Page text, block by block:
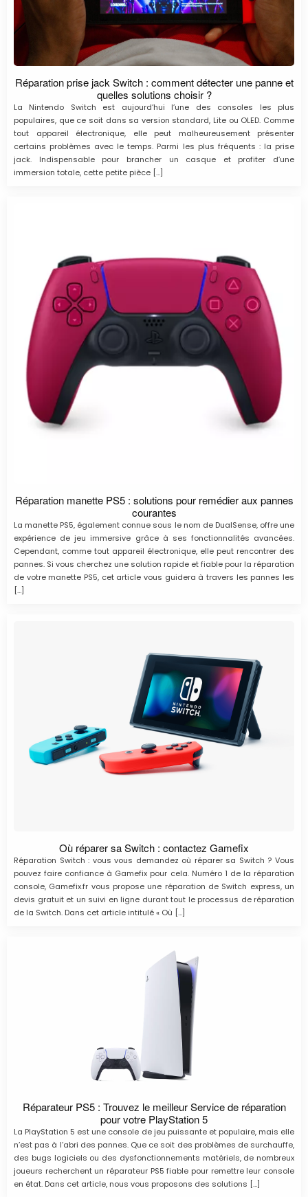
Réparation prise jack Switch : comment détecter une panne et
quelles solutions choisir ?
La Nintendo Switch est aujourd’hui l’une des consoles les plus
populaires, que ce soit dans sa version standard, Lite ou OLED. Comme
tout appareil électronique, elle peut malheureusement présenter
certains problèmes avec le temps. Parmi les plus fréquents : la prise
jack. Indispensable pour brancher un casque et profiter d’une
immersion totale, cette petite pièce […]
Réparation manette PS5 : solutions pour remédier aux pannes
courantes
La manette PS5, également connue sous le nom de DualSense, offre une
expérience de jeu immersive grâce à ses fonctionnalités avancées.
Cependant, comme tout appareil électronique, elle peut rencontrer des
pannes. Si vous cherchez une solution rapide et fiable pour la réparation
de votre manette PS5, cet article vous guidera à travers les pannes les
[…]
Où réparer sa Switch : contactez Gamefix
Réparation Switch : vous vous demandez où réparer sa Switch ? Vous
pouvez faire confiance à Gamefix pour cela. Numéro 1 de la réparation
console, Gamefix.fr vous propose une réparation de Switch express, un
devis gratuit et un suivi en ligne durant tout le processus de réparation
de la Switch. Dans cet article intitulé « Où […]
Réparateur PS5 : Trouvez le meilleur Service de réparation
pour votre PlayStation 5
La PlayStation 5 est une console de jeu puissante et populaire, mais elle
n’est pas à l’abri des pannes. Que ce soit des problèmes de surchauffe,
des bugs logiciels ou des dysfonctionnements matériels, de nombreux
joueurs recherchent un réparateur PS5 fiable pour remettre leur console
en état. Dans cet article, nous vous proposons des solutions […]